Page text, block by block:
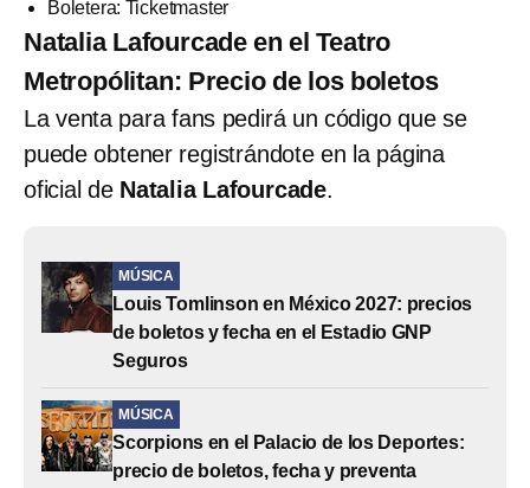
Boletera: Ticketmaster
Natalia Lafourcade en el Teatro
Metropólitan: Precio de los boletos
La venta para fans pedirá un código que se
puede obtener registrándote en la página
oficial de Natalia Lafourcade.
MÚSICA
Louis Tomlinson en México 2027: precios
de boletos y fecha en el Estadio GNP
Seguros
MÚSICA
Scorpions en el Palacio de los Deportes:
precio de boletos, fecha y preventa